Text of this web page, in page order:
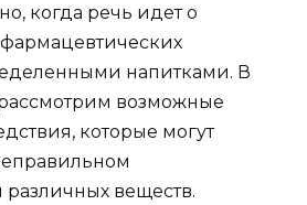
когда речь идет о
напитками. В
возможные
которые могут
веществ.